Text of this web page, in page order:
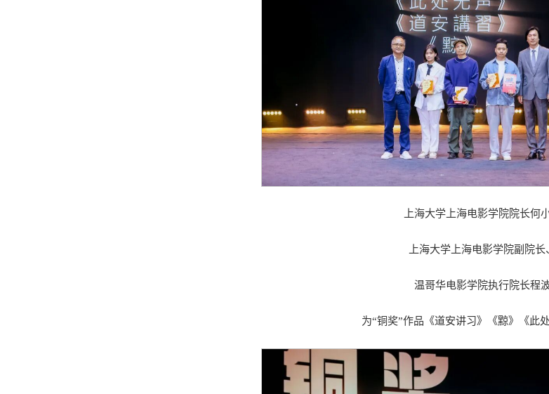
上海大学上海电影学院院长何
上海大学上海电影学院副院长
温哥华电影学院执行院长程
为“铜奖”作品《道安讲习》《黥》《此